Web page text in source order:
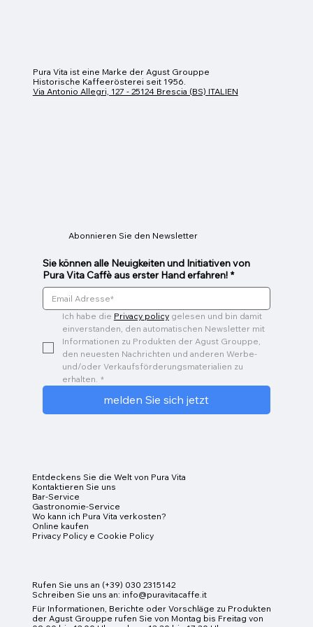
Pura Vita ist eine Marke der Agust Grouppe
Historische Kaffeerösterei seit 1956.
Via Antonio Allegri, 127 - 25124 Brescia (BS) ITALIEN
Abonnieren Sie den Newsletter
Sie können alle Neuigkeiten und Initiativen von
Pura Vita Caffè aus erster Hand erfahren! *
Ich habe die Privacy policy gelesen und bin damit
einverstanden, den automatischen Newsletter mit
Informationen zu Produkten der Agust Grouppe,
den neuesten Nachrichten und anderen Werbe-
und/oder Verkaufsförderungsmaterialien zu
erhalten. *
melden Sie sich jetzt
Entdeckens Sie die Welt von Pura Vita
Kontaktieren Sie uns
Bar-Service
Gastronomie-Service
Wo kann ich Pura Vita verkosten?
Online kaufen
Privacy Policy e Cookie Policy
Rufen Sie uns an (+39) 030 2315142
Schreiben Sie uns an: info@puravitacaffe.it
Für Informationen, Berichte oder Vorschläge zu Produkten
der Agust Grouppe rufen Sie von Montag bis Freitag von